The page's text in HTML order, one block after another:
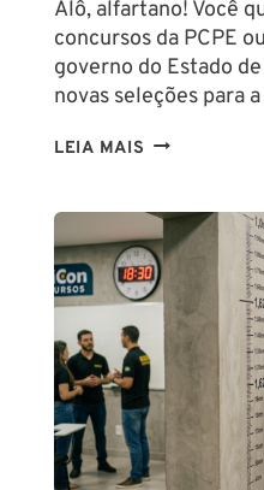
Alô, alfartano! Você
concursos da PCPE
governo do Estado
novas seleções para
LEIA MAIS CONCURSOS
PMPE
2026:
ATÉ
FINAL
DESTE
ANO!